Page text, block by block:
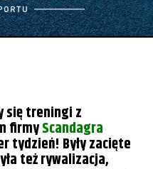
się treningi z
firmyScandagra
tydzień! Były zacięte
też rywalizacja,